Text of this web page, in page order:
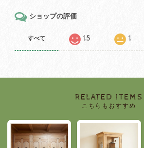
ショップの評価
すべて 15 1
RELATED ITEMS
こちらもおすすめ